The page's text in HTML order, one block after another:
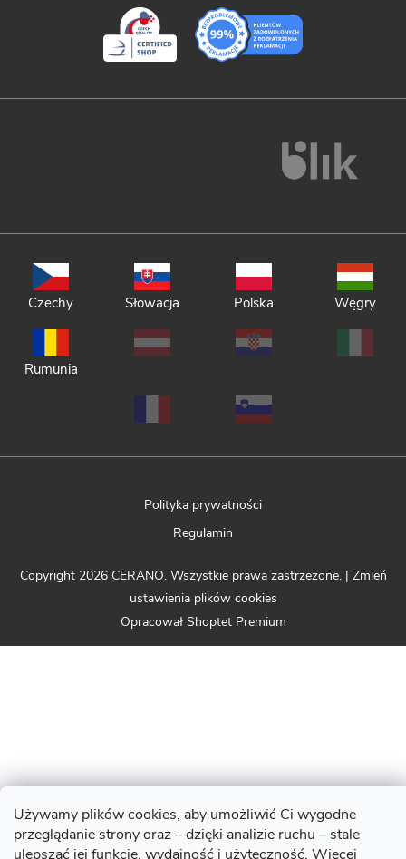
Używamy plików cookies, aby umożliwić Ci wygodne
przeglądanie strony oraz – dzięki analizie ruchu – stale
ulepszać jej funkcje, wydajność i użyteczność. Więcej
Czechy Słowacja Polska Węgry
Rumunia
Polityka prywatności
Regulamin
Opracował Shoptet Premium
Copyright 2026 CERANO. Wszystkie prawa zastrzeżone. | Zmień
ustawienia plików cookies